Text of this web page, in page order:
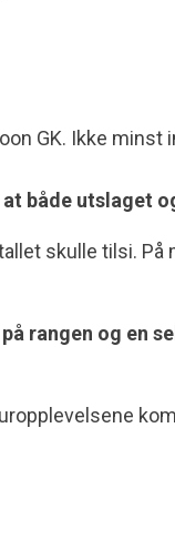
GK. Ikke minst
både utslaget
skulle tilsi.
rangen og en